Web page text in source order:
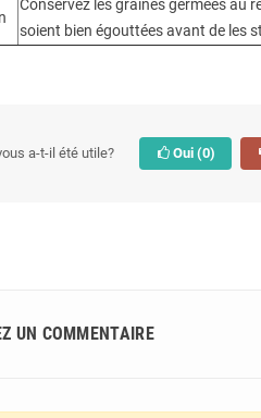
Conservez les graines germées au
soient bien égouttées avant de les
a-t-il été utile? Oui (0)
UN COMMENTAIRE